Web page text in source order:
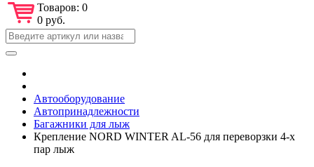
Товаров: 0
0 руб.
Автооборудование
Автопринадлежности
Багажники для лыж
Крепление NORD WINTER AL-56 для переворзки 4-х
пар лыж